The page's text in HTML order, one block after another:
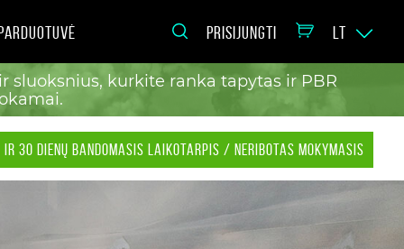
PRISIJUNGTI LT
sluoksnius, kurkite ranka tapytas ir PBR
30 DIENŲ BANDOMASIS LAIKOTARPIS / NERIBOTAS MOKYMASIS